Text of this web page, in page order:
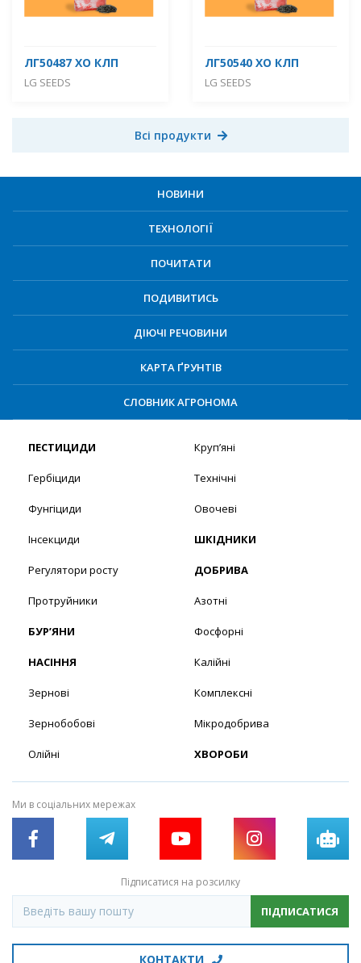
ЛГ50487 ХО КЛП
LG SEEDS
ЛГ50540 ХО КЛП
LG SEEDS
Всі продукти
НОВИНИ
ТЕХНОЛОГІЇ
ПОЧИТАТИ
ПОДИВИТИСЬ
ДІЮЧІ РЕЧОВИНИ
КАРТА ҐРУНТІВ
СЛОВНИК АГРОНОМА
ПЕСТИЦИДИ
Гербіциди
Фунгіциди
Інсекциди
Регулятори росту
Протруйники
БУР’ЯНИ
НАСІННЯ
Зернові
Зернобобові
Олійні
Круп’яні
Технічні
Овочеві
ШКІДНИКИ
ДОБРИВА
Азотні
Фосфорні
Калійні
Комплексні
Мікродобрива
ХВОРОБИ
Ми в соціальних мережах
Підписатися на розсилку
ПІДПИСАТИСЯ
КОНТАКТИ